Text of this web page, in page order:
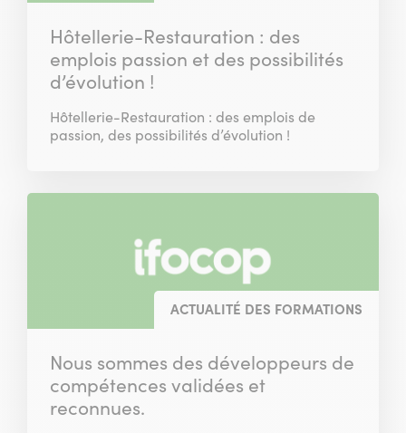
Hôtellerie-Restauration : des
emplois passion et des possibilités
d’évolution !
Hôtellerie-Restauration : des emplois de
passion, des possibilités d’évolution !
ACTUALITÉ DES FORMATIONS
Nous sommes des développeurs de
compétences validées et
reconnues.